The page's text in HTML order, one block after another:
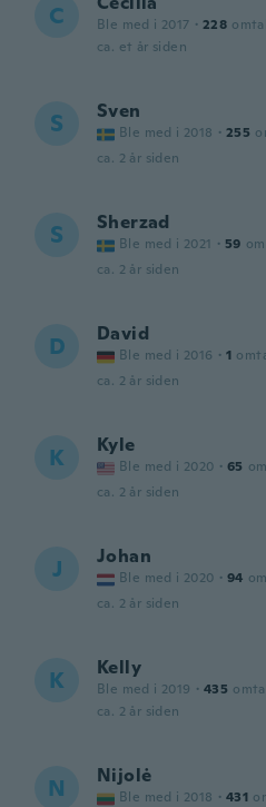
C Ble med i 2017 · 228
ca. et år siden
S Sven
Ble med i 2018 · 255
ca. 2 år siden
S Sherzad
Ble med i 2021 · 59
ca. 2 år siden
D David
Ble med i 2016 · 1
ca. 2 år siden
K Kyle
Ble med i 2020 · 65
ca. 2 år siden
J Johan
Ble med i 2020 · 94
ca. 2 år siden
K Kelly
Ble med i 2019 · 435
ca. 2 år siden
N Nijolė
Ble med i 2018 · 431